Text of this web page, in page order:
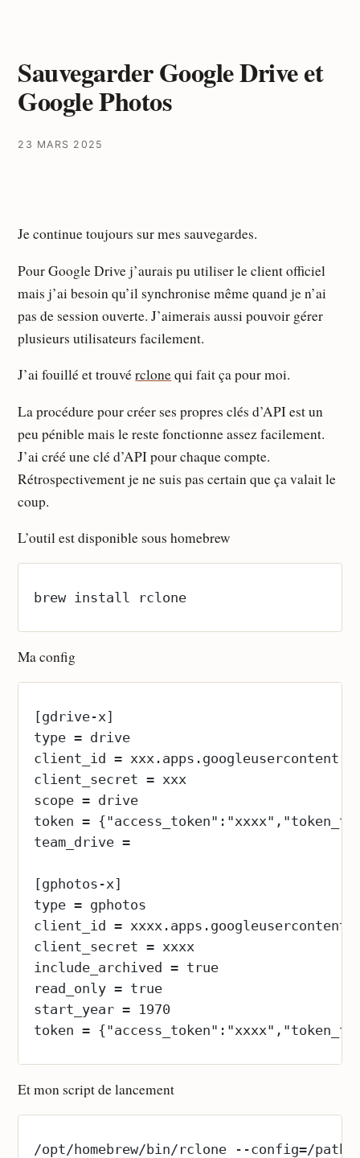
Sauvegarder Google Drive et
Google Photos
23 MARS 2025
Je continue toujours sur mes sauvegardes.
Pour Google Drive j’aurais pu utiliser le client officiel
mais j’ai besoin qu’il synchronise même quand je n’ai
pas de session ouverte. J’aimerais aussi pouvoir gérer
plusieurs utilisateurs facilement.
J’ai fouillé et trouvérclonequi fait ça pour moi.
La procédure pour créer ses propres clés d’API est un
peu pénible mais le reste fonctionne assez facilement.
J’ai créé une clé d’API pour chaque compte.
Rétrospectivement je ne suis pas certain que ça valait le
coup.
L’outil est disponible sous homebrew
brew install rclone
Ma config
[gdrive-x]
type = drive
client_id =
client_secret = xxx
scope = drive
token =
team_drive =
[gphotos-x]
type = gphotos
client_id =
client_secret = xxxx
include_archived = true
read_only = true
start_year = 1970
token =
Et mon script de lancement
/opt/homebrew/bin/rclone --config=/